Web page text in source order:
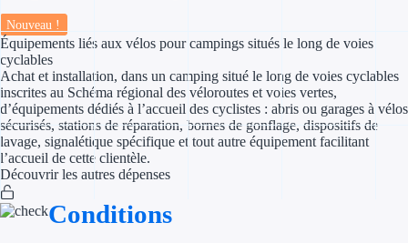
Prêt
Appel à projet
Avance
Nouveau !
Équipements liés aux vélos pour campings situés le long de voies
cyclables
Achat et installation, dans un camping situé le long de voies cyclables
inscrites au Schéma régional des véloroutes et voies vertes,
d’équipements dédiés à l’accueil des cyclistes : abris ou garages à vélos
sécurisés, stations de réparation, bornes de gonflage, dispositifs de
lavage, signalétique spécifique et tout autre équipement facilitant
l’accueil de cette clientèle.
Découvrir les autres dépenses
Conditions